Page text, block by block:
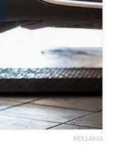
REKLAMA